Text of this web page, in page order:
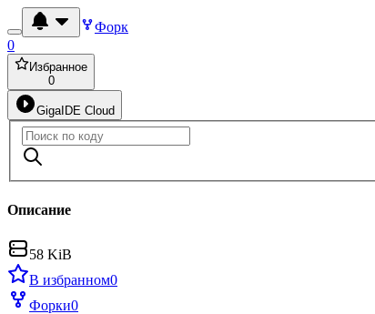
Форк
0
Избранное
0
GigaIDE Cloud
Описание
58 KiB
В избранном0
Форки0